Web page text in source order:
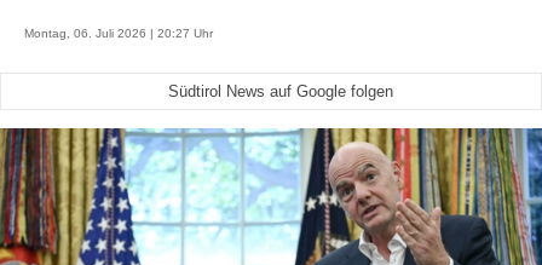
Montag, 06. Juli 2026 | 20:27 Uhr
Südtirol News auf Google folgen